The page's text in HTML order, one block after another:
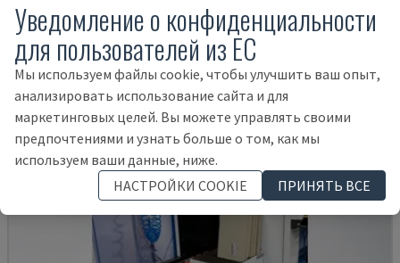
Товары, относящиеся кSCM
MORBIDELLI M 100
Уведомление о конфиденциальности
для пользователей из ЕС
Мы используем файлы cookie, чтобы улучшить ваш опыт,
анализировать использование сайта и для
маркетинговых целей. Вы можете управлять своими
предпочтениями и узнать больше о том, как мы
используем ваши данные, ниже.
НАСТРОЙКИ COOKIE
ПРИНЯТЬ ВСЕ